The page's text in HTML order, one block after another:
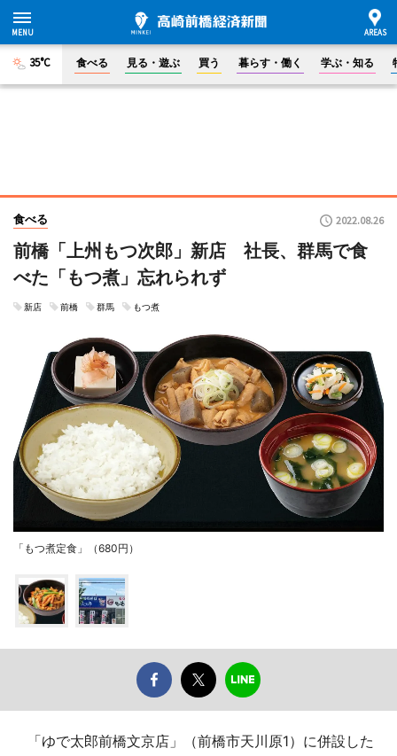
35°C 食べる 見る・遊ぶ 買う 暮らす・働く 学ぶ・知る
食べる 2022.08.26
前橋「上州もつ次郎」新店 社長、群馬で食
べた「もつ煮」忘れられず
新店 前橋 群馬 もつ煮
「もつ煮定食」（680円）
「ゆで太郎前橋文京店」（前橋市天川原1）に併設した